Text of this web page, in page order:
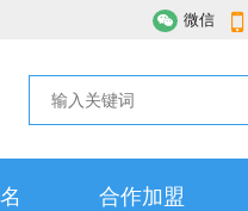
微信
合作加盟